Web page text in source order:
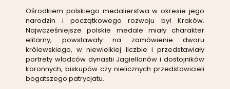
Ośrodkiem polskiego medalierstwa w okresie jego
narodzin i początkowego rozwoju był Kraków.
Najwcześniejsze polskie medale miały charakter
elitarny, powstawały na zamówienie dworu
królewskiego, w niewielkiej liczbie i przedstawiały
portrety władców dynastii Jagiellonów i dostojników
koronnych, biskupów czy nielicznych przedstawicieli
bogatszego patrycjatu.